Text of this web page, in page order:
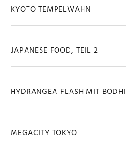
KYOTO TEMPELWAHN
JAPANESE FOOD, TEIL 2
HYDRANGEA-FLASH MIT
MEGACITY TOKYO